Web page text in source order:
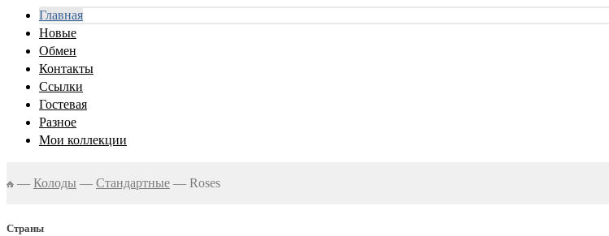
Главная
Новые
Обмен
Контакты
Ссылки
Гостевая
Разное
Мои коллекции
— Колоды — Стандартные — Roses
Страны